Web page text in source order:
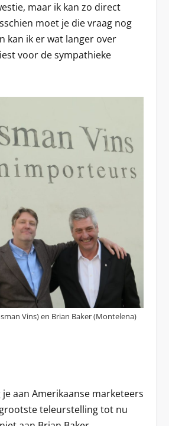
maar ik kan zo direct
moet je die vraag nog
kan ik er wat langer over
voor de sympathieke
Vins) en Brian Baker (Montelena)
aan Amerikaanse marketeers
teleurstelling tot nu